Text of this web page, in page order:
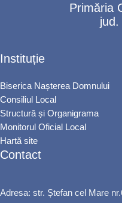
Primăria
jud.
Instituție
Biserica Nașterea Domnului
Consiliul Local
Structură și Organigrama
Monitorul Oficial Local
Hartă site
Contact
Adresa: str. Ștefan cel Mare